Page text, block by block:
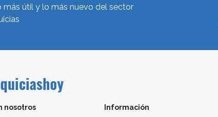
más útil y lo más nuevo del sector
nosotros Información